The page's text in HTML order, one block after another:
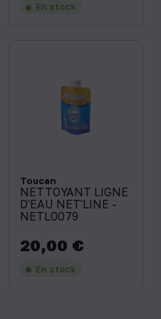
En stock
Toucan
NETTOYANT LIGNE
D'EAU NET'LINE -
NETL0079
Prix
20,00 €
En stock